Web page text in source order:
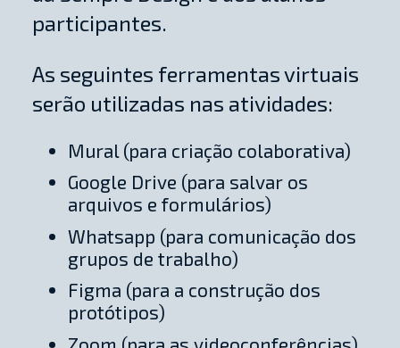
participantes.
As seguintes ferramentas virtuais
serão utilizadas nas atividades:
Mural (para criação colaborativa)
Google Drive (para salvar os
arquivos e formulários)
Whatsapp (para comunicação dos
grupos de trabalho)
Figma (para a construção dos
protótipos)
Zoom (para as videoconferências)